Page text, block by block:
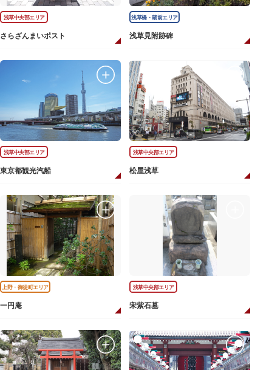
浅草中央部エリア
さらざんまいポスト
浅草橋・蔵前エリア
浅草見附跡碑
浅草中央部エリア
東京都観光汽船
浅草中央部エリア
松屋浅草
上野・御徒町エリア
一円庵
浅草中央部エリア
宋紫石墓